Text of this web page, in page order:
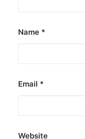
Name *
Email *
Website